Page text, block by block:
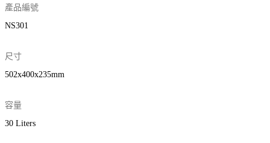
產品編號
NS301
尺寸
502x400x235mm
容量
30 Liters